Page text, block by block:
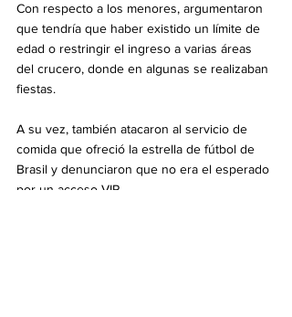
Con respecto a los menores, argumentaron
que tendría que haber existido un límite de
edad o restringir el ingreso a varias áreas
del crucero, donde en algunas se realizaban
fiestas.
A su vez, también atacaron al servicio de
comida que ofreció la estrella de fútbol de
Brasil y denunciaron que no era el esperado
por un acceso VIP.